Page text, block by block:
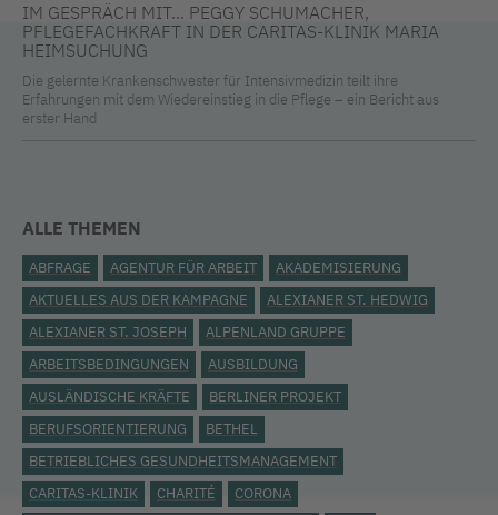
IM GESPRÄCH MIT... PEGGY SCHUMACHER,
PFLEGEFACHKRAFT IN DER CARITAS-KLINIK MARIA
HEIMSUCHUNG
Die gelernte Krankenschwester für Intensivmedizin teilt ihre
Erfahrungen mit dem Wiedereinstieg in die Pflege – ein Bericht aus
erster Hand
ALLE THEMEN
ABFRAGE AGENTUR FÜR ARBEIT
AKADEMISIERUNG
AKTUELLES AUS DER KAMPAGNE
ALEXIANER ST. HEDWIG
ALEXIANER ST. JOSEPH
ALPENLAND GRUPPE
ARBEITSBEDINGUNGEN
AUSBILDUNG
AUSLÄNDISCHE KRÄFTE
BERLINER PROJEKT
BERUFSORIENTIERUNG
BETHEL
BETRIEBLICHES GESUNDHEITSMANAGEMENT
CARITAS-KLINIK
CHARITÉ
CORONA